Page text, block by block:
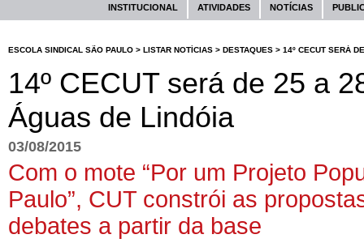
INSTITUCIONAL ATIVIDADES NOTÍCIAS
ESCOLA SINDICAL SÃO PAULO > LISTAR NOTÍCIAS > DESTAQUES > 14º CECUT SERÁ
14º CECUT será de 25 a
Águas de Lindóia
03/08/2015
Com o mote “Por um Projeto
Paulo”, CUT constrói as
debates a partir da base